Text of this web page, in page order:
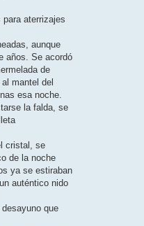
aterrizajes
aunque
años. Se acordó
de
mantel del
esa noche.
la falda, se
cristal, se
de la noche
ya se estiraban
auténtico nido
que